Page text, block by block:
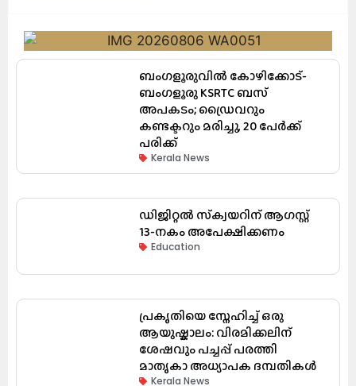
ബംഗളൂരുവിൽ കോഴിക്കോട്-
ബംഗളൂരു KSRTC ബസ്
അപകടം; ഡ്രൈവറും
കണ്ടക്ടറും മരിച്ചു, 20 പേർക്ക്
പരിക്ക്
Kerala News
ഡിജിറ്റൽ സ്‌ക്വയറിന് ആഗസ്റ്റ്
13-നകം അപേക്ഷിക്കണം
Education
പ്രകൃതിയെ സ്നേഹിച്ച് ഒരു
ആയുഷ്കാലം: വിരമിക്കലിന്
ശേഷവും പച്ചപ്പ് പരത്തി
മാതൃകാ അധ്യാപക ദമ്പതികൾ
Kerala News